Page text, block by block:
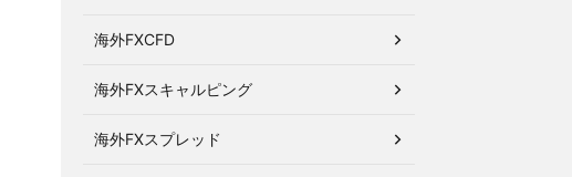
海外FXCFD
海外FXスキャルピング
海外FXスプレッド